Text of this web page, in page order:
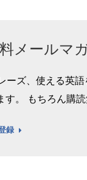
メールマ
ーズ、使える英
す。 もちろん購
録